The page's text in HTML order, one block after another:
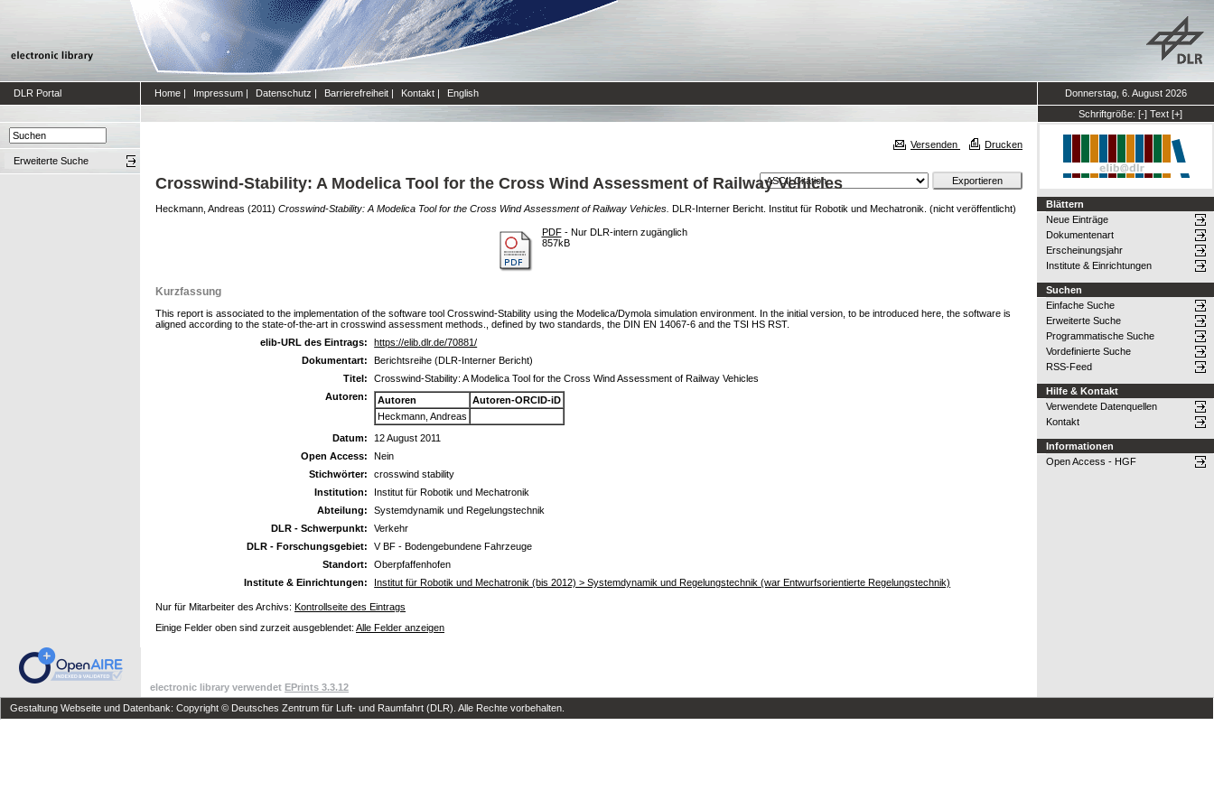
DLR Portal Home | Impressum | Datenschutz | Barrierefreiheit | Kontakt | English
Donnerstag, 6. August 2026
Schriftgröße: [-] Text [+]
Erweiterte Suche
Versenden Drucken
Crosswind-Stability: A Modelica Tool for the Cross Wind Assessment of Railway Vehicles
Heckmann, Andreas (2011) Crosswind-Stability: A Modelica Tool for the Cross Wind Assessment of Railway Vehicles. DLR-Interner Bericht. Institut für Robotik und Mechatronik. (nicht veröffentlicht)
PDF- Nur DLR-intern zugänglich
857kB
Kurzfassung
This report is associated to the implementation of the software tool Crosswind-Stability using the Modelica/Dymola simulation environment. In the initial version, to be introduced here, the software is
aligned according to the state-of-the-art in crosswind assessment methods., defined by two standards, the DIN EN 14067-6 and the TSI HS RST.
elib-URL des Eintrags:
https://elib.dlr.de/70881/
Dokumentart:
Berichtsreihe (DLR-Interner Bericht)
Titel:
Crosswind-Stability: A Modelica Tool for the Cross Wind Assessment of Railway Vehicles
Autoren:
Autoren
Autoren-ORCID-iD
Heckmann, Andreas
Datum:
12 August 2011
Open Access:
Nein
Stichwörter:
crosswind stability
Institution:
Institut für Robotik und Mechatronik
Abteilung:
Systemdynamik und Regelungstechnik
DLR - Schwerpunkt:
Verkehr
DLR - Forschungsgebiet:
V BF - Bodengebundene Fahrzeuge
Standort:
Oberpfaffenhofen
Institute & Einrichtungen:
Institut für Robotik und Mechatronik (bis 2012) > Systemdynamik und Regelungstechnik (war Entwurfsorientierte Regelungstechnik)
Nur für Mitarbeiter des Archivs: Kontrollseite des Eintrags
Einige Felder oben sind zurzeit ausgeblendet: Alle Felder anzeigen
Blättern
Neue Einträge
Dokumentenart
Erscheinungsjahr
Institute & Einrichtungen
Suchen
Einfache Suche
Erweiterte Suche
Programmatische Suche
Vordefinierte Suche
RSS-Feed
Hilfe & Kontakt
Verwendete Datenquellen
Kontakt
Informationen
Open Access - HGF
electronic library verwendet EPrints 3.3.12
Gestaltung Webseite und Datenbank: Copyright © Deutsches Zentrum für Luft- und Raumfahrt (DLR). Alle Rechte vorbehalten.